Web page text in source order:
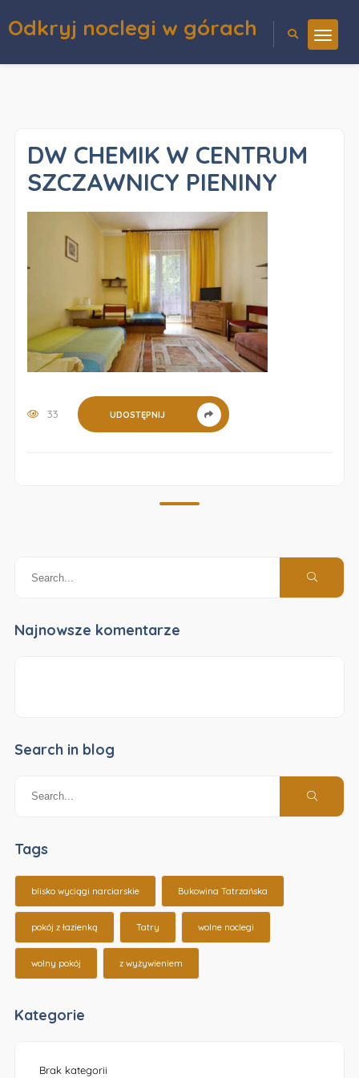
Odkryj noclegi w górach
DW CHEMIK W CENTRUM
SZCZAWNICY PIENINY
33 UDOSTĘPNIJ
Najnowsze komentarze
Search in blog
Tags
blisko wyciągi narciarskie Bukowina Tatrzańska
pokój z łazienką Tatry wolne noclegi
wolny pokój z wyżywieniem
Kategorie
Brak kategorii